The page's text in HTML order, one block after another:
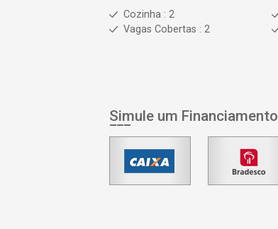
Cozinha : 2
Vagas Cobertas : 2
Simule um Financiamento